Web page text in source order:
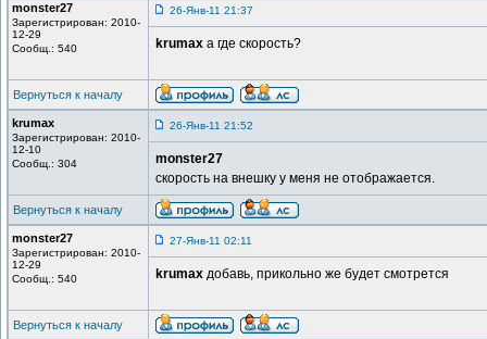
monster27
Зарегистрирован: 2010-
12-29
Сообщ.: 540
26-Янв-11 21:37
krumax а где скорость?
Вернуться к началу
krumax
Зарегистрирован: 2010-
12-10
Сообщ.: 304
26-Янв-11 21:52
monster27
скорость на внешку у меня не отображается.
Вернуться к началу
monster27
Зарегистрирован: 2010-
12-29
Сообщ.: 540
27-Янв-11 02:11
krumax добавь, прикольно же будет смотрется
Вернуться к началу